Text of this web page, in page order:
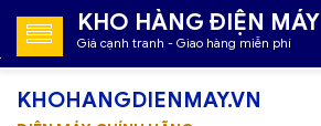
KHO HÀNG ĐIỆN MÁY
Giá cạnh tranh - Giao hàng miễn phí
KHOHANGDIENMAY.VN